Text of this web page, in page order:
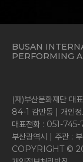
BUSAN
PERFORMING
(재)부산문화재단 대
84-1 감만동 | 개인정
대표전화 : 051-
부산광역시 | 주관 :
COPYRIGHT ©